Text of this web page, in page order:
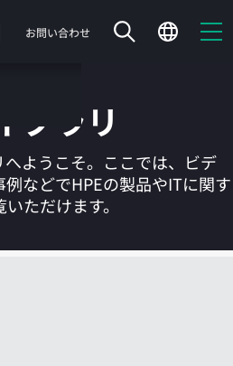
お問い合わせ
は空です
ブラリ
ようこそ。ここでは、ビデ
などでHPEの製品やITに関す
ただけます。